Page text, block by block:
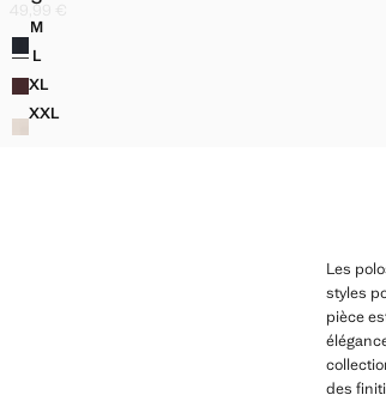
PULL-OVER POLO COTON MÉLANGÉ MAILLE
MPULL-OVER POLO COTON MÉLANGÉ MAILLE
L
PULL-OVER POLO COTON MÉLANGÉ MAILLE
XLPULL-OVER POLO COTON MÉLANGÉ MAILLE
XXLPULL-OVER POLO COTON MÉLANGÉ MAILLE
Prix actuel [49,99 € ]
49,99 €
Couleurs
Les
styles
pièce
des